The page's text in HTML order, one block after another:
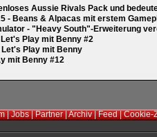
Aussie Rivals Pack und
- Beans & Alpacas mit erstem
- "Heavy South"-Erweiterung
Play mit Benny #2
Play mit Benny
mit Benny #12
|Jobs|Partner|Archiv|Feed|Cookie-